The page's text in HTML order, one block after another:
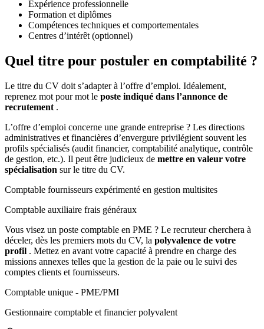
Expérience professionnelle
Formation et diplômes
Compétences techniques et comportementales
Centres d’intérêt (optionnel)
Quel titre pour postuler en comptabilité ?
Le titre du CV doit s’adapter à l’offre d’emploi. Idéalement,
reprenez mot pour mot le poste indiqué dans l’annonce de
recrutement .
L’offre d’emploi concerne une grande entreprise ? Les directions
administratives et financières d’envergure privilégient souvent les
profils spécialisés (audit financier, comptabilité analytique, contrôle
de gestion, etc.). Il peut être judicieux de mettre en valeur votre
spécialisation sur le titre du CV.
Comptable fournisseurs expérimenté en gestion multisites
Comptable auxiliaire frais généraux
Vous visez un poste comptable en PME ? Le recruteur cherchera à
déceler, dès les premiers mots du CV, la polyvalence de votre
profil . Mettez en avant votre capacité à prendre en charge des
missions annexes telles que la gestion de la paie ou le suivi des
comptes clients et fournisseurs.
Comptable unique - PME/PMI
Gestionnaire comptable et financier polyvalent